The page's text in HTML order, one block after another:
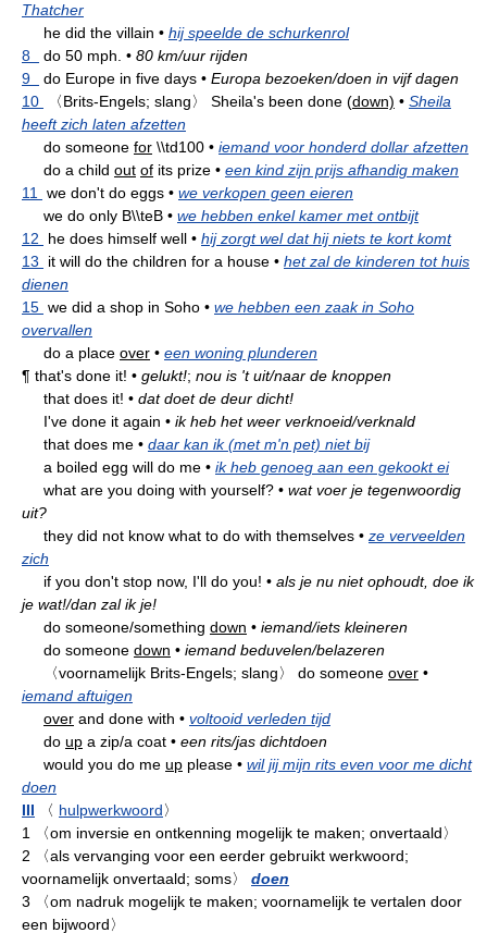
Thatcher
he did the villain • hij speelde de schurkenrol
8
do 50 mph. • 80 km/uur rijden
9
do Europe in five days • Europa bezoeken/doen in vijf dagen
10
〈Brits-Engels; slang〉 Sheila's been done (down) • Sheila
heeft zich laten afzetten
do someone for \\td100 • iemand voor honderd dollar afzetten
do a child out of its prize • een kind zijn prijs afhandig maken
11
we don't do eggs • we verkopen geen eieren
we do only B\\teB • we hebben enkel kamer met ontbijt
12
he does himself well • hij zorgt wel dat hij niets te kort komt
13
it will do the children for a house • het zal de kinderen tot huis
dienen
15 we did a shop in Soho • we hebben een zaak in Soho
overvallen
do a place over • een woning plunderen
¶ that's done it! • gelukt!; nou is 't uit/naar de knoppen
that does it! • dat doet de deur dicht!
I've done it again • ik heb het weer verknoeid/verknald
that does me • daar kan ik (met m'n pet) niet bij
a boiled egg will do me • ik heb genoeg aan een gekookt ei
what are you doing with yourself? • wat voer je tegenwoordig
uit?
they did not know what to do with themselves • ze verveelden
zich
if you don't stop now, I'll do you! • als je nu niet ophoudt, doe ik
je wat!/dan zal ik je!
do someone/something down • iemand/iets kleineren
do someone down • iemand beduvelen/belazeren
〈voornamelijk Brits-Engels; slang〉 do someone over •
iemand aftuigen
over and done with • voltooid verleden tijd
do up a zip/a coat • een rits/jas dichtdoen
would you do me up please • wil jij mijn rits even voor me dicht
doen
III
〈 hulpwerkwoord〉
1
〈om inversie en ontkenning mogelijk te maken; onvertaald〉
2
〈als vervanging voor een eerder gebruikt werkwoord;
voornamelijk onvertaald; soms〉
doen
3
〈om nadruk mogelijk te maken; voornamelijk te vertalen door
een bijwoord〉